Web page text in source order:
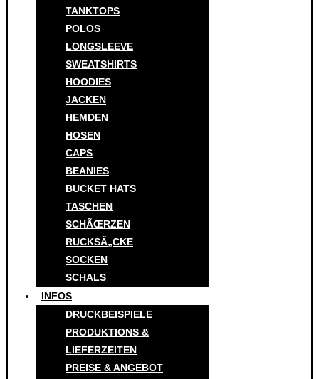
TANKTOPS
POLOS
LONGSLEEVE
SWEATSHIRTS
HOODIES
JACKEN
HEMDEN
HOSEN
CAPS
BEANIES
BUCKET HATS
TASCHEN
SCHÃŒRZEN
RUCKSÃ„CKE
SOCKEN
SCHALS
INFOS
DRUCKBEISPIELE
PRODUKTIONS &
LIEFERZEITEN
PREISE & ANGEBOT